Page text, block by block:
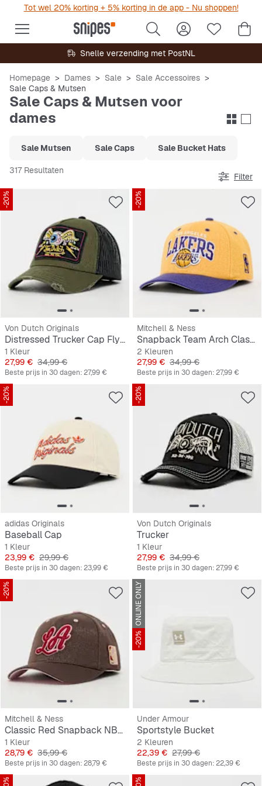
Tot wel 20% korting + 5% korting in de app - Nu shoppen!
Snelle verzending met PostNL
Homepage Dames Sale
Sale Accessoires
Sale Caps & Mutsen
Sale Caps & Mutsen voor
dames
Sale Mutsen Sale Caps Sale Bucket Hats
317 Resultaten
Filter
-20%
Von Dutch Originals
Distressed Trucker Cap Flying Eyeball
1 Kleur
Prijs
27,99 € Originele Prijs
34,99 €
Beste prijs in 30 dagen:27,99 €
-20%
Mitchell & Ness
Snapback Team Arch Classic Red NBA LA Lakers
2 Kleuren
Prijs
27,99 € Originele Prijs
34,99 €
Beste prijs in 30 dagen:27,99 €
-20%
adidas Originals
Baseball Cap
1 Kleur
Prijs
23,99 € Originele Prijs
29,99 €
Beste prijs in 30 dagen:23,99 €
-20%
Von Dutch Originals
Trucker
1 Kleur
Prijs
27,99 € Originele Prijs
34,99 €
Beste prijs in 30 dagen:27,99 €
-20%
Mitchell & Ness
Classic Red Snapback NBA LA Lakers
1 Kleur
Prijs
28,79 € Originele Prijs
35,99 €
Beste prijs in 30 dagen:28,79 €
ONLINE ONLY
-20%
Under Armour
Sportstyle Bucket
2 Kleuren
Prijs
22,39 € Originele Prijs
27,99 €
Beste prijs in 30 dagen:22,39 €